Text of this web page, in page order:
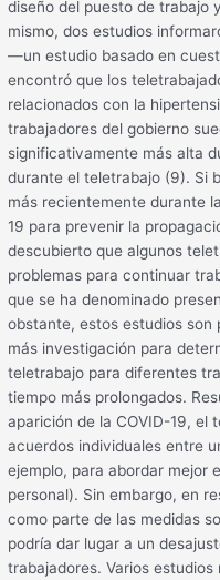
diseño del puesto de trabajo
mismo, dos estudios
—un estudio basado en
encontró que los
relacionados con la
trabajadores del gobierno
significativamente más alta
durante el teletrabajo (9). Si
más recientemente durante
19 para prevenir la
descubierto que algunos
problemas para continuar
que se ha denominado
obstante, estos estudios son
más investigación para
teletrabajo para diferentes
tiempo más prolongados.
aparición de la COVID-19, el
acuerdos individuales entre
ejemplo, para abordar mejor
personal). Sin embargo, en
como parte de las medidas
podría dar lugar a un
trabajadores. Varios